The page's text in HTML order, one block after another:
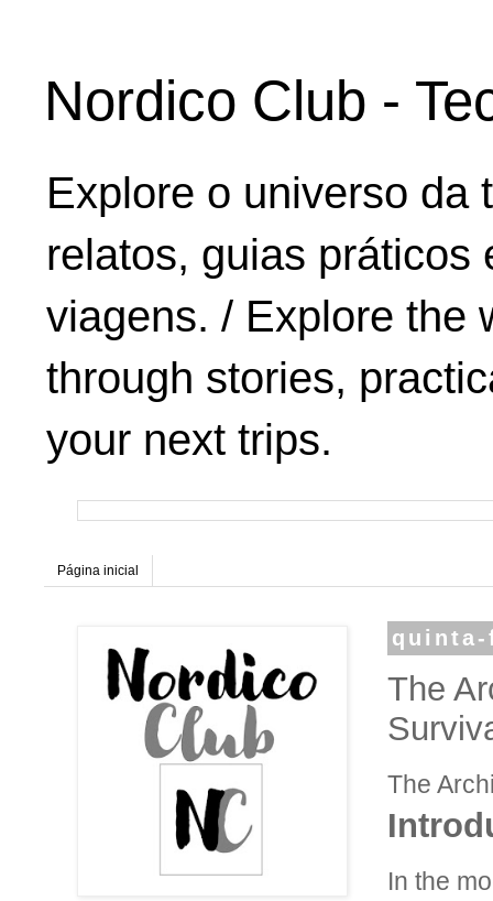
Nordico Club -
Explore o universo da
relatos, guias práticos
viagens. / Explore the
through stories,
your next trips.
Página inicial
quinta-
The
The
In the